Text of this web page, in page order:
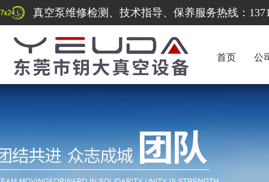
真空泵维修检测、技术指导、保养服务热线：
首页 公